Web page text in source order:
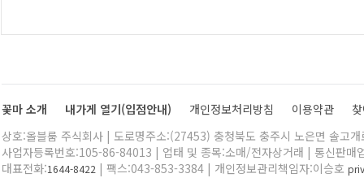
꽃마 소개 내가게 열기(입점안내) 개인정보처리방침 이용약관
상호:올블룸 주식회사 | 도로명주소:(27453) 충청북도 충주시 노은면 솔고
사업자등록번호:105-86-84013 | 업태 및 종목:소매/전자상거래 | 통신판매
대표전화:1644-8422 | 팩스:043-853-3384 | 개인정보관리책임자:이승호